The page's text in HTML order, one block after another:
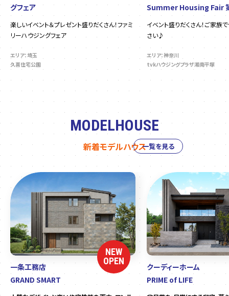
グフェア
楽しいイベント＆プレゼント盛りだくさん！ファミ
リーハウジングフェア
エリア：埼玉
久喜住宅公園
Summer Housing Fair
イベント盛りだくさん！ご家族
さい♪
エリア：神奈川
tvkハウジングプラザ湘南平塚
MODELHOUSE
新着モデルハウス
NEW
OPEN
一条工務店
GRAND SMART
クーディーホーム
PRIME of LIFE
一覧を見る